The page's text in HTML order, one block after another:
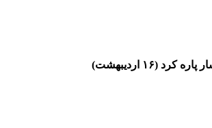
(۱۶ اردیبهشت)